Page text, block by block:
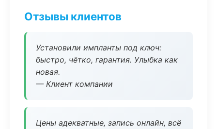
Отзывы клиентов
Установили импланты под ключ:
быстро, чётко, гарантия. Улыбка как
новая.
— Клиент компании
Цены адекватные, запись онлайн, всё